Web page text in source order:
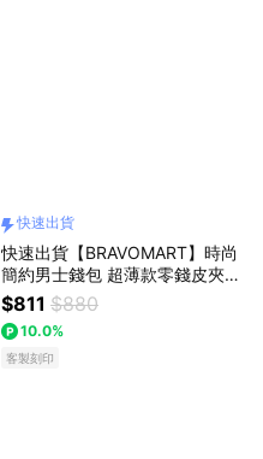
快速出貨
快速出貨【BRAVOMART】時尚
簡約男士錢包 超薄款零錢皮夾
短夾 送禮首選 免費客製化刻字
生日禮物 送禮推薦 男生禮物 巨
蟹座 禮物獨家 新品上市 送給男
生 真皮皮夾 獅子座
$811 $880
10.0%
客製刻印